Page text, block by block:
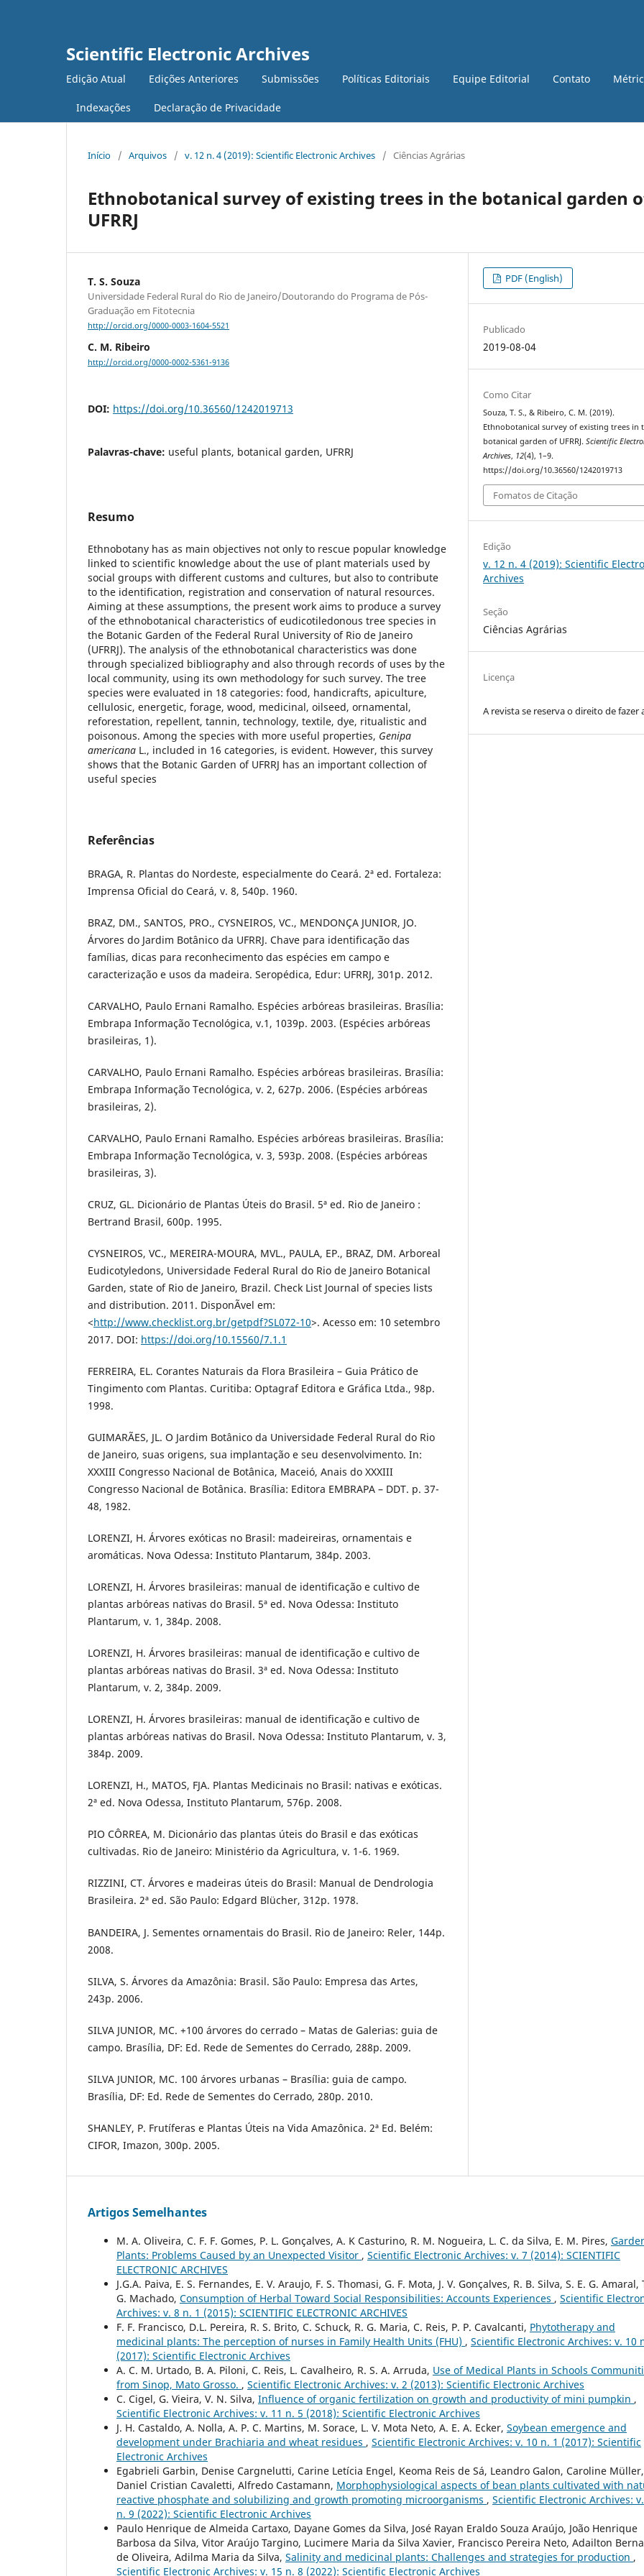
Scientific Electronic Archives
Edição Atual Edições Anteriores Submissões Políticas Editoriais Equipe Editorial Contato
Indexações Declaração de Privacidade
Início / Arquivos / v. 12 n. 4 (2019): Scientific Electronic Archives / Ciências Agrárias
Ethnobotanical survey of existing trees in the botanical garden
UFRRJ
T. S. Souza
Universidade Federal Rural do Rio de Janeiro/Doutorando do Programa de Pós-
Graduação em Fitotecnia
http://orcid.org/0000-0003-1604-5521
C. M. Ribeiro
http://orcid.org/0000-0002-5361-9136
DOI: https://doi.org/10.36560/1242019713
Palavras-chave: useful plants, botanical garden, UFRRJ
Resumo
Ethnobotany has as main objectives not only to rescue popular knowledge
linked to scientific knowledge about the use of plant materials used by
social groups with different customs and cultures, but also to contribute
to the identification, registration and conservation of natural resources.
Aiming at these assumptions, the present work aims to produce a survey
of the ethnobotanical characteristics of eudicotiledonous tree species in
the Botanic Garden of the Federal Rural University of Rio de Janeiro
(UFRRJ). The analysis of the ethnobotanical characteristics was done
through specialized bibliography and also through records of uses by the
local community, using its own methodology for such survey. The tree
species were evaluated in 18 categories: food, handicrafts, apiculture,
cellulosic, energetic, forage, wood, medicinal, oilseed, ornamental,
reforestation, repellent, tannin, technology, textile, dye, ritualistic and
poisonous. Among the species with more useful properties, Genipa
americana L., included in 16 categories, is evident. However, this survey
shows that the Botanic Garden of UFRRJ has an important collection of
useful species
Referências
BRAGA, R. Plantas do Nordeste, especialmente do Ceará. 2ª ed. Fortaleza:
Imprensa Oficial do Ceará, v. 8, 540p. 1960.
BRAZ, DM., SANTOS, PRO., CYSNEIROS, VC., MENDONÇA JUNIOR, JO.
Árvores do Jardim Botânico da UFRRJ. Chave para identificação das
famílias, dicas para reconhecimento das espécies em campo e
caracterização e usos da madeira. Seropédica, Edur: UFRRJ, 301p. 2012.
CARVALHO, Paulo Ernani Ramalho. Espécies arbóreas brasileiras. Brasília:
Embrapa Informação Tecnológica, v.1, 1039p. 2003. (Espécies arbóreas
brasileiras, 1).
CARVALHO, Paulo Ernani Ramalho. Espécies arbóreas brasileiras. Brasília:
Embrapa Informação Tecnológica, v. 2, 627p. 2006. (Espécies arbóreas
brasileiras, 2).
CARVALHO, Paulo Ernani Ramalho. Espécies arbóreas brasileiras. Brasília:
Embrapa Informação Tecnológica, v. 3, 593p. 2008. (Espécies arbóreas
brasileiras, 3).
CRUZ, GL. Dicionário de Plantas Úteis do Brasil. 5ª ed. Rio de Janeiro :
Bertrand Brasil, 600p. 1995.
CYSNEIROS, VC., MEREIRA-MOURA, MVL., PAULA, EP., BRAZ, DM. Arboreal
Eudicotyledons, Universidade Federal Rural do Rio de Janeiro Botanical
Garden, state of Rio de Janeiro, Brazil. Check List Journal of species lists
and distribution. 2011. DisponÃ­vel em:
<http://www.checklist.org.br/getpdf?SL072-10>. Acesso em: 10 setembro
2017. DOI: https://doi.org/10.15560/7.1.1
FERREIRA, EL. Corantes Naturais da Flora Brasileira – Guia Prático de
Tingimento com Plantas. Curitiba: Optagraf Editora e Gráfica Ltda., 98p.
1998.
GUIMARÃES, JL. O Jardim Botânico da Universidade Federal Rural do Rio
de Janeiro, suas origens, sua implantação e seu desenvolvimento. In:
XXXIII Congresso Nacional de Botânica, Maceió, Anais do XXXIII
Congresso Nacional de Botânica. Brasília: Editora EMBRAPA – DDT. p. 37-
48, 1982.
LORENZI, H. Árvores exóticas no Brasil: madeireiras, ornamentais e
aromáticas. Nova Odessa: Instituto Plantarum, 384p. 2003.
LORENZI, H. Árvores brasileiras: manual de identificação e cultivo de
plantas arbóreas nativas do Brasil. 5ª ed. Nova Odessa: Instituto
Plantarum, v. 1, 384p. 2008.
LORENZI, H. Árvores brasileiras: manual de identificação e cultivo de
plantas arbóreas nativas do Brasil. 3ª ed. Nova Odessa: Instituto
Plantarum, v. 2, 384p. 2009.
LORENZI, H. Árvores brasileiras: manual de identificação e cultivo de
plantas arbóreas nativas do Brasil. Nova Odessa: Instituto Plantarum, v. 3,
384p. 2009.
LORENZI, H., MATOS, FJA. Plantas Medicinais no Brasil: nativas e exóticas.
2ª ed. Nova Odessa, Instituto Plantarum, 576p. 2008.
PIO CÔRREA, M. Dicionário das plantas úteis do Brasil e das exóticas
cultivadas. Rio de Janeiro: Ministério da Agricultura, v. 1-6. 1969.
RIZZINI, CT. Árvores e madeiras úteis do Brasil: Manual de Dendrologia
Brasileira. 2ª ed. São Paulo: Edgard Blücher, 312p. 1978.
BANDEIRA, J. Sementes ornamentais do Brasil. Rio de Janeiro: Reler, 144p.
2008.
SILVA, S. Árvores da Amazônia: Brasil. São Paulo: Empresa das Artes,
243p. 2006.
SILVA JUNIOR, MC. +100 árvores do cerrado – Matas de Galerias: guia de
campo. Brasília, DF: Ed. Rede de Sementes do Cerrado, 288p. 2009.
SILVA JUNIOR, MC. 100 árvores urbanas – Brasília: guia de campo.
Brasília, DF: Ed. Rede de Sementes do Cerrado, 280p. 2010.
SHANLEY, P. Frutíferas e Plantas Úteis na Vida Amazônica. 2ª Ed. Belém:
CIFOR, Imazon, 300p. 2005.
PDF (English)
Publicado
2019-08-04
Como Citar
Souza, T. S., & Ribeiro, C. M. (2019).
Ethnobotanical survey of existing trees in
botanical garden of UFRRJ.Scientific
Archives, 12(4), 1–9.
https://doi.org/10.36560/1242019713
Fomatos de Citação
Edição
v. 12 n. 4 (2019): Scientific
Archives
Seção
Ciências Agrárias
Licença
A revista se reserva o direito de fazer
Artigos Semelhantes
M. A. Oliveira, C. F. F. Gomes, P. L. Gonçalves, A. K Casturino, R. M. Nogueira, L. C. da Silva, E. M. Pires,
Plants: Problems Caused by an Unexpected Visitor , Scientific Electronic Archives: v. 7 (2014): SCIENTIFIC
ELECTRONIC ARCHIVES
J.G.A. Paiva, E. S. Fernandes, E. V. Araujo, F. S. Thomasi, G. F. Mota, J. V. Gonçalves, R. B. Silva, S. E. G. Amaral,
G. Machado, Consumption of Herbal Toward Social Responsibilities: Accounts Experiences , Scientific
Archives: v. 8 n. 1 (2015): SCIENTIFIC ELECTRONIC ARCHIVES
F. F. Francisco, D.L. Pereira, R. S. Brito, C. Schuck, R. G. Maria, C. Reis, P. P. Cavalcanti, Phytotherapy and
medicinal plants: The perception of nurses in Family Health Units (FHU) , Scientific Electronic Archives: v. 10
(2017): Scientific Electronic Archives
A. C. M. Urtado, B. A. Piloni, C. Reis, L. Cavalheiro, R. S. A. Arruda, Use of Medical Plants in Schools
from Sinop, Mato Grosso. , Scientific Electronic Archives: v. 2 (2013): Scientific Electronic Archives
C. Cigel, G. Vieira, V. N. Silva, Influence of organic fertilization on growth and productivity of mini pumpkin ,
Scientific Electronic Archives: v. 11 n. 5 (2018): Scientific Electronic Archives
J. H. Castaldo, A. Nolla, A. P. C. Martins, M. Sorace, L. V. Mota Neto, A. E. A. Ecker, Soybean emergence and
development under Brachiaria and wheat residues , Scientific Electronic Archives: v. 10 n. 1 (2017): Scientific
Electronic Archives
Egabrieli Garbin, Denise Cargnelutti, Carine Letícia Engel, Keoma Reis de Sá, Leandro Galon, Caroline Müller,
Daniel Cristian Cavaletti, Alfredo Castamann, Morphophysiological aspects of bean plants cultivated with
reactive phosphate and solubilizing and growth promoting microorganisms , Scientific Electronic Archives:
n. 9 (2022): Scientific Electronic Archives
Paulo Henrique de Almeida Cartaxo, Dayane Gomes da Silva, José Rayan Eraldo Souza Araújo, João Henrique
Barbosa da Silva, Vitor Araújo Targino, Lucimere Maria da Silva Xavier, Francisco Pereira Neto, Adailton
de Oliveira, Adilma Maria da Silva, Salinity and medicinal plants: Challenges and strategies for production ,
Scientific Electronic Archives: v. 15 n. 8 (2022): Scientific Electronic Archives